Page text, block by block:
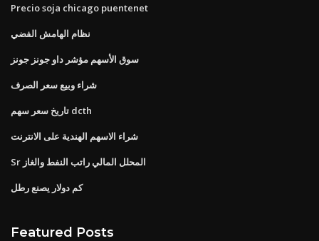
Precio soja chicago puentenet
نظام الهامش الفضي
سوق الأسهم مؤشر داو جونز جونز
شراء وبيع سعر الصرف
تاريخ سعر سهم dcth
شراء الاسهم الهندية على الانترنت
Sr المحلل المالي راتب النفط والغاز
كم دولار يصنع رطل
Featured Posts